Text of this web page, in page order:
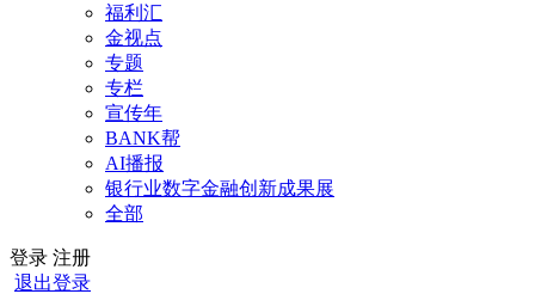
福利汇
金视点
专题
专栏
宣传年
BANK帮
AI播报
银行业数字金融创新成果展
全部
登录 注册
退出登录